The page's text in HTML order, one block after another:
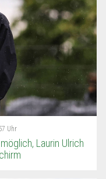
Uhr
Laurin Ulrich